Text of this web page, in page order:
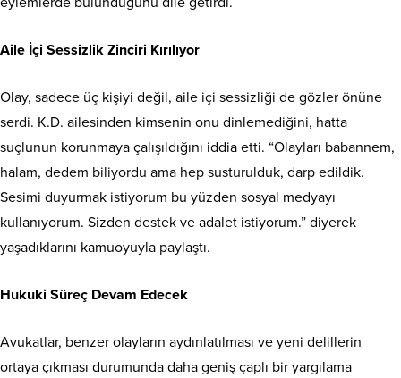
Aile İçi Sessizlik Zinciri Kırılıyor
Olay, sadece üç kişiyi değil, aile içi sessizliği de gözler önüne
serdi. K.D. ailesinden kimsenin onu dinlemediğini, hatta
suçlunun korunmaya çalışıldığını iddia etti. “Olayları babannem,
halam, dedem biliyordu ama hep susturulduk, darp edildik.
Sesimi duyurmak istiyorum bu yüzden sosyal medyayı
kullanıyorum. Sizden destek ve adalet istiyorum.” diyerek
yaşadıklarını kamuoyuyla paylaştı.
Hukuki Süreç Devam Edecek
Avukatlar, benzer olayların aydınlatılması ve yeni delillerin
ortaya çıkması durumunda daha geniş çaplı bir yargılama